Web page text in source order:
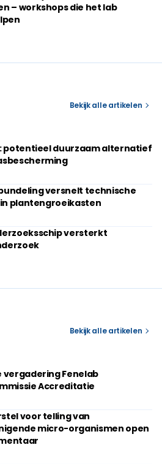
– workshops die het lab
Bekijk alle artikelen
potentieel duurzaam alternatief
versnelt technische
plantengroeikasten
versterkt
Bekijk alle artikelen
vergadering Fenelab
Accreditatie
voor telling van
micro-organismen open